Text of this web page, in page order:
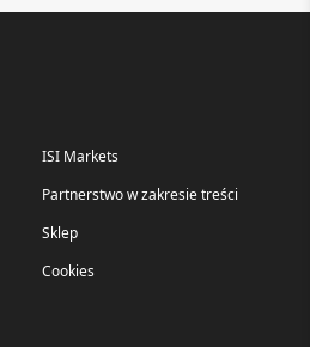
ISI Markets
Partnerstwo w zakresie treści
Sklep
Cookies